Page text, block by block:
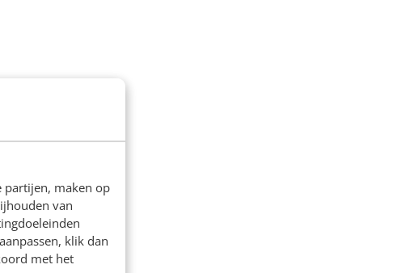
partijen, maken op
van
klik dan
met het